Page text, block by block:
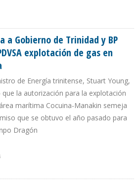
a Gobierno de Trinidad y BP
explotación de gas en
de Energía trinitense, Stuart Young,
que la autorización para la explotación
marítima Cocuina-Manakin semeja
que se obtuvo el año pasado para
Dragón